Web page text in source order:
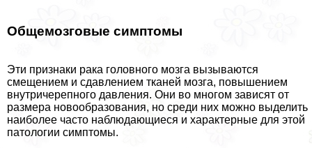
Общемозговые симптомы
Эти признаки paка головного мозга вызываются
смещением и сдавлением тканей мозга, повышением
внутричерепного давления. Они во многом зависят от
размера новообразования, но среди них можно выделить
наиболее часто наблюдающиеся и хаpaктерные для этой
патологии симптомы.